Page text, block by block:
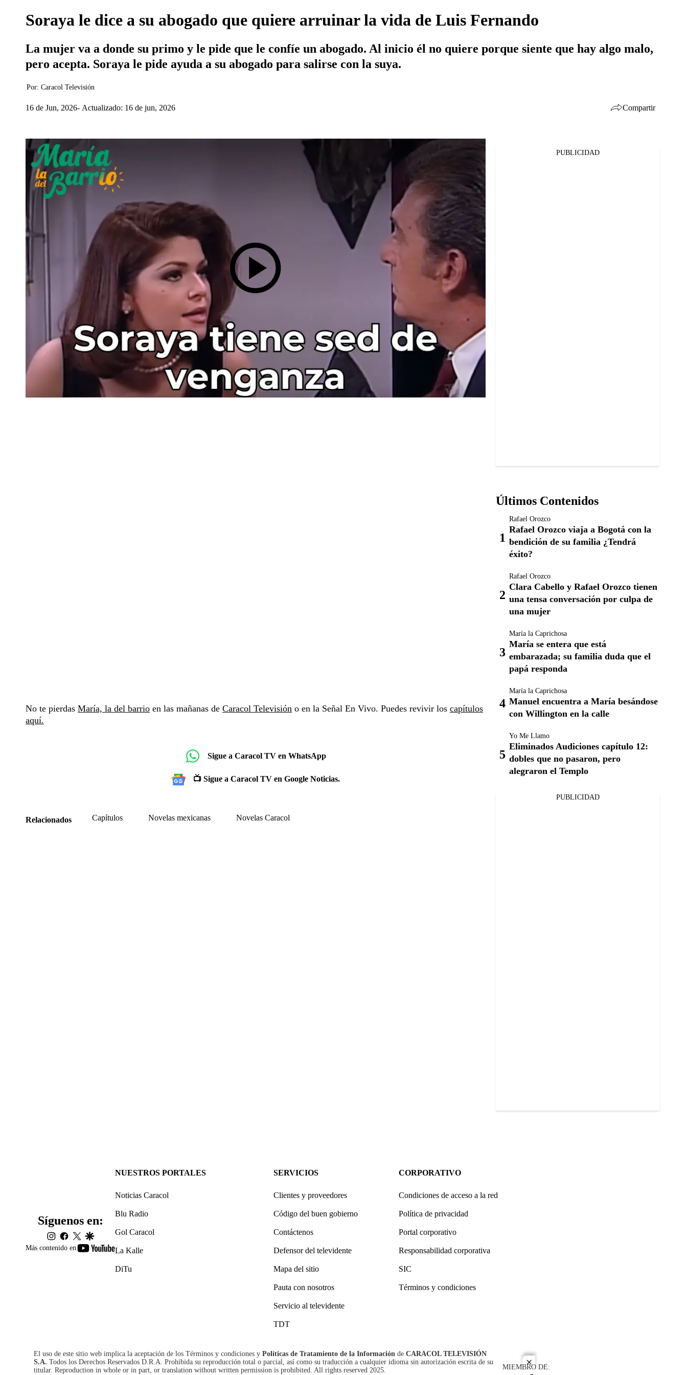
close
Soraya le dice a su abogado que quiere arruinar la vida de Luis Fernando
La mujer va a donde su primo y le pide que le confíe un abogado. Al inicio él no quiere porque siente que hay algo malo,
pero acepta. Soraya le pide ayuda a su abogado para salirse con la suya.
Por: Caracol Televisión
16 de Jun, 2026 Actualizado: 16 de jun, 2026 Compartir
No te pierdas María, la del barrio en las mañanas de Caracol Televisión o en la Señal En Vivo. Puedes revivir los capítulos
aquí.
Sigue a Caracol TV en WhatsApp
📺 Sigue a Caracol TV en Google Noticias.
Relacionados Capítulos Novelas mexicanas Novelas Caracol
PUBLICIDAD
Últimos Contenidos
Rafael Orozco
Rafael Orozco viaja a Bogotá con la
bendición de su familia ¿Tendrá
éxito?
Rafael Orozco
Clara Cabello y Rafael Orozco tienen
una tensa conversación por culpa de
una mujer
María la Caprichosa
María se entera que está
embarazada; su familia duda que el
papá responda
María la Caprichosa
Manuel encuentra a María besándose
con Willington en la calle
Yo Me Llamo
Eliminados Audiciones capítulo 12:
dobles que no pasaron, pero
alegraron el Templo
PUBLICIDAD
Más contenido en
youtube-
Síguenos en:
instagram
facebook
twittergoogle
NUESTROS PORTALES
Noticias Caracol
Blu Radio
Gol Caracol
La Kalle
DiTu
SERVICIOS
Clientes y proveedores
Código del buen gobierno
Contáctenos
Defensor del televidente
Mapa del sitio
Pauta con nosotros
Servicio al televidente
TDT
CORPORATIVO
Condiciones de acceso a la red
Política de privacidad
Portal corporativo
Responsabilidad corporativa
SIC
Términos y condiciones
El uso de este sitio web implica la aceptación de los Términos y condiciones y Políticas de Tratamiento de la Información de CARACOL TELEVISIÓN
S.A. Todos los Derechos Reservados D.R.A. Prohibida su reproducción total o parcial, así como su traducción a cualquier idioma sin autorización escrita de su
titular. Reproduction in whole or in part, or translation without written permission is prohibited. All rights reserved 2025.
MIEMBRO DE: